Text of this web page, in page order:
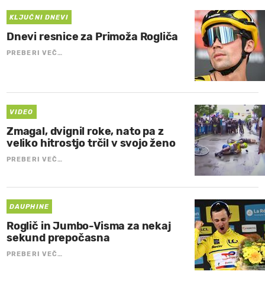
KLJUČNI DNEVI
Dnevi resnice za Primoža Rogliča
PREBERI VEČ…
VIDEO
Zmagal, dvignil roke, nato pa z
veliko hitrostjo trčil v svojo ženo
PREBERI VEČ…
DAUPHINE
Roglič in Jumbo-Visma za nekaj
sekund prepočasna
PREBERI VEČ…